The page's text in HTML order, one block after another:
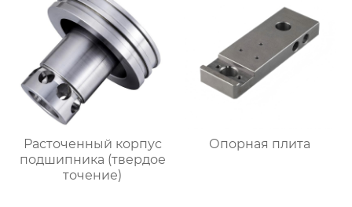
Расточенный корпус
подшипника (твердое
точение)
Опорная плита